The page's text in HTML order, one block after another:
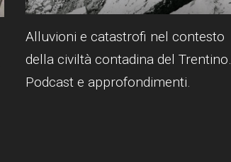
Alluvioni e catastrofi nel contesto
della civiltà contadina del Trentino.
Podcast e approfondimenti.